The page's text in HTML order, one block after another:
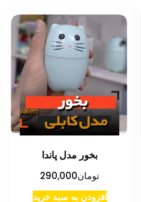
بخور مدل پاندا
تومان290,000
افزودن به سبد خرید